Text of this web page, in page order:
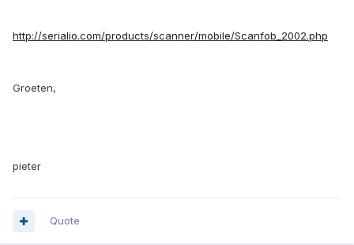
http://serialio.com/products/scanner/mobile/Scanfob_2002.php
Groeten,
pieter
Quote